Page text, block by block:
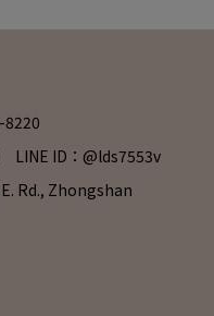
LINE ID：@lds7553v
Rd., Zhongshan